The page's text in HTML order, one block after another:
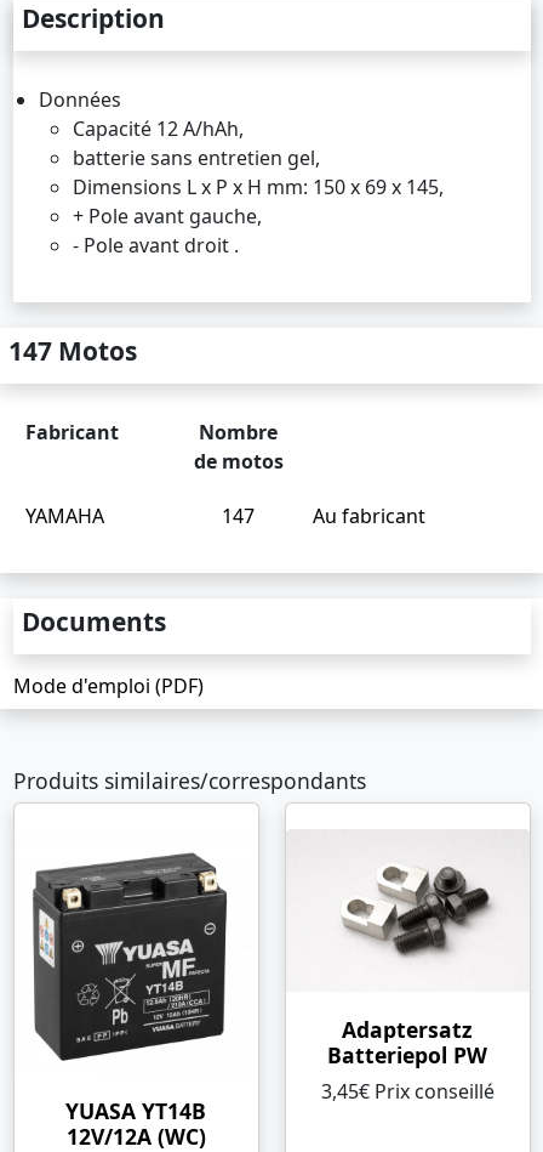
Description
Données
Capacité 12 A/hAh,
batterie sans entretien gel,
Dimensions L x P x H mm: 150 x 69 x 145,
+ Pole avant gauche,
- Pole avant droit .
147 Motos
Fabricant
Nombre
de motos
YAMAHA 147 Au fabricant
Documents
Mode d'emploi (PDF)
Produits similaires/correspondants
YUASA YT14B
12V/12A (WC)
Adaptersatz
Batteriepol PW
3,45€ Prix ​​conseillé